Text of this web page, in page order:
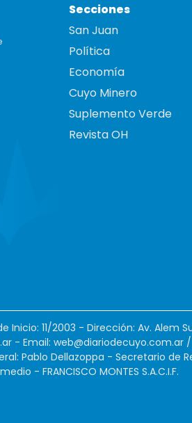
Secciones
San Juan
Política
Economía
Cuyo Minero
Suplemento Verde
Revista OH
Inicio: 11/2003 - Dirección: Av. Alem
- Email: web@diariodecuyo.com.ar /
Pablo Dellazoppa - Secretario de
- FRANCISCO MONTES S.A.C.I.F.